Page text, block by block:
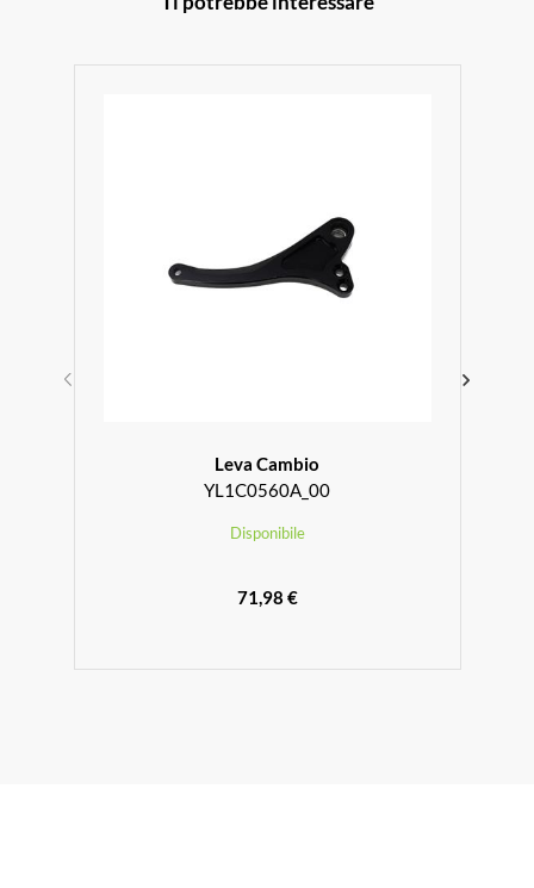
Leva Cambio
YL1C0560A_00
Disponibile
71,98 €